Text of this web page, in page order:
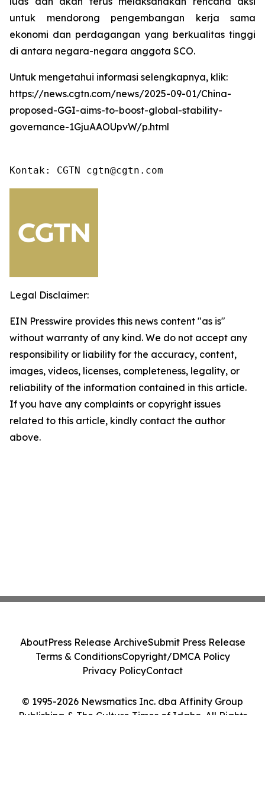
untuk mendorong pengembangan kerja sama
ekonomi dan perdagangan yang berkualitas tinggi
di antara negara-negara anggota SCO.
Untuk mengetahui informasi selengkapnya, klik:
https://news.cgtn.com/news/2025-09-01/China-
proposed-GGI-aims-to-boost-global-stability-
governance-1GjuAAOUpvW/p.html
Kontak: CGTN cgtn@cgtn.com
Legal Disclaimer:
EIN Presswire provides this news content "as is"
without warranty of any kind. We do not accept any
responsibility or liability for the accuracy, content,
images, videos, licenses, completeness, legality, or
reliability of the information contained in this article.
If you have any complaints or copyright issues
related to this article, kindly contact the author
above.
© 1995-2026 Newsmatics Inc. dba Affinity Group
Publishing & The Culture Times of Idaho. All Rights
AboutPress Release ArchiveSubmit Press Release
Terms & ConditionsCopyright/DMCA Policy
Privacy PolicyContact